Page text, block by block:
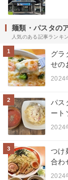
麺類・パスタの
人気のある記事ランキ
1
グラ
せの
2024
2
パス
ート
2024
3
つけ
合わ
2024